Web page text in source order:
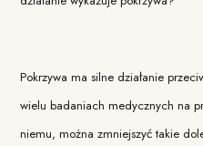
Pokrzywa ma silne działanie
wielu badaniach medycznych na
niemu, można zmniejszyć takie